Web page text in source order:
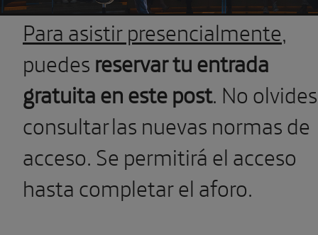
Para asistir presencialmente,
puedesreservar tu entrada
gratuita en este post. No olvides
consultar las nuevas normas de
acceso. Se permitirá el acceso
hasta completar el aforo.